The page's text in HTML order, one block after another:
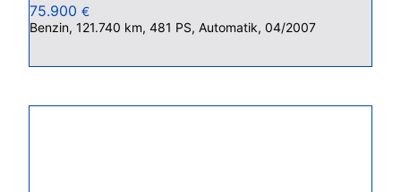
75.900 €
Benzin, 121.740 km, 481 PS, Automatik, 04/2007